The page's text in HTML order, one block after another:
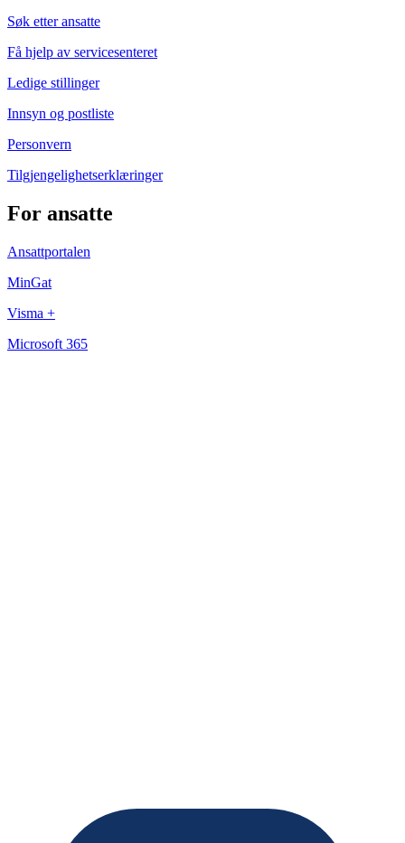
Søk etter ansatte
Få hjelp av servicesenteret
Ledige stillinger
Innsyn og postliste
Personvern
Tilgjengelighetserklæringer
For ansatte
Ansattportalen
MinGat
Visma +
Microsoft 365